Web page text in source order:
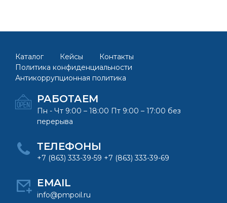
Каталог Кейсы
Контакты
Политика конфиденциальности
Антикоррупционная политика
РАБОТАЕМ
Пн - Чт 9:00 – 18:00 Пт 9:00 – 17:00 без
перерыва
ТЕЛЕФОНЫ
+7 (863) 333-39-59 +7 (863) 333-39-69
EMAIL
info@pmpoil.ru